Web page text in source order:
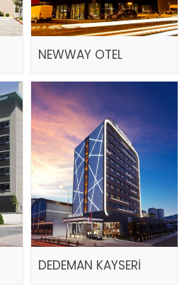
NEWWAY OTEL
DEDEMAN KAYSERİ